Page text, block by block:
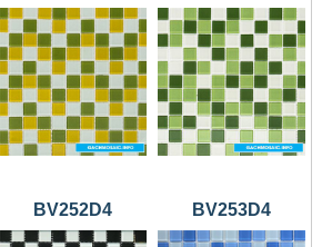
BV252D4 BV253D4